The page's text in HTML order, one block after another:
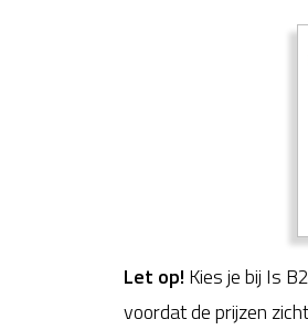
Let op! Kies je bij Is
voordat de prijzen